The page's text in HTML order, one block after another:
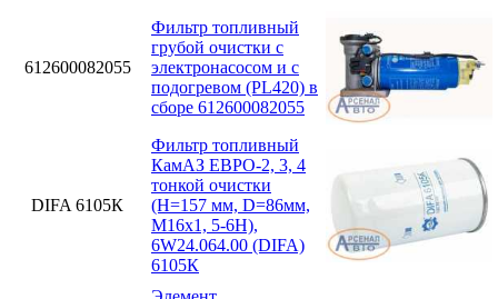
612600082055
Фильтр топливный
грубой очистки с
электронасосом и с
подогревом (PL420) в
сборе 612600082055
DIFA 6105К
Фильтр топливный
КамАЗ ЕВРО-2, 3, 4
тонкой очистки
(H=157 мм, D=86мм,
M16x1, 5-6H),
6W24.064.00 (DIFA)
6105К